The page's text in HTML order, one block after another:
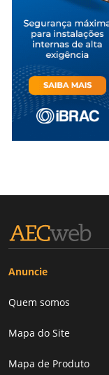
Anuncie
Quem somos
Mapa do Site
Mapa de Produto